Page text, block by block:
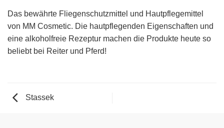
Das bewährte Fliegenschutzmittel und Hautpflegemittel
von MM Cosmetic. Die hautpflegenden Eigenschaften und
eine alkoholfreie Rezeptur machen die Produkte heute so
beliebt bei Reiter und Pferd!
Stassek